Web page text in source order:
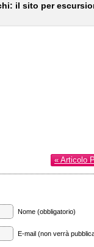
il sito per
« Articolo
Nome (obbligatorio)
E-mail (non verrà